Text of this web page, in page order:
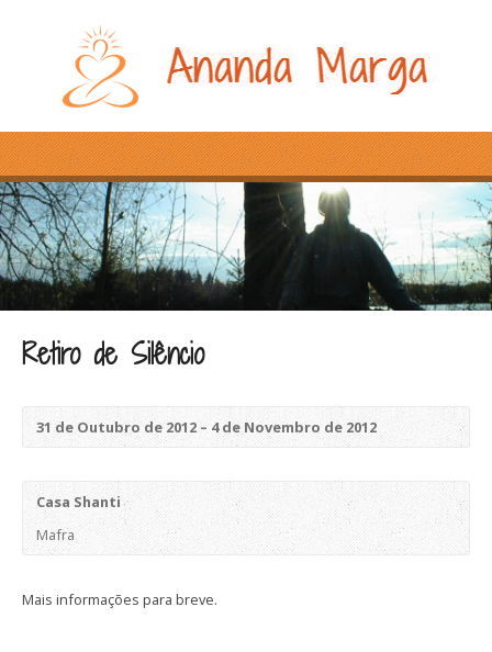
Retiro de Silêncio
31 de Outubro de 2012 – 4 de Novembro de 2012
Casa Shanti
Mafra
Mais informações para breve.